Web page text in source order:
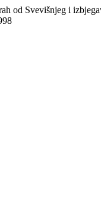
od Svevišnjeg i